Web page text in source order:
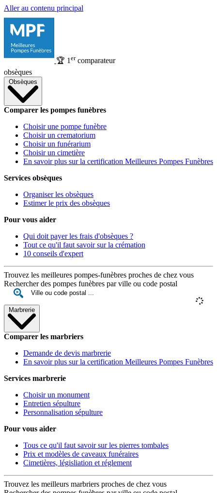
Aller au contenu principal
🏆 1 ercomparateur
obsèques
Obsèques
Comparer les pompes funèbres
Choisir une pompe funèbre
Choisir un crematorium
Choisir un funérarium
Choisir un cimetière
En savoir plus sur la certification Meilleures Pompes Funèbres
Services obsèques
Organiser les obsèques
Estimer le prix des obsèques
Pour vous aider
Qui doit payer les frais d'obsèques ?
Tout ce qu'il faut savoir sur la crémation
10 conseils d'expert
Trouvez les meilleures pompes-funèbres proches de chez vous
Rechercher des pompes funèbres par ville ou code postal
Marbrerie
Comparer les marbriers
Demande de devis marbrerie
En savoir plus sur la certification Meilleures Pompes Funèbres
Services marbrerie
Choisir un monument
Entretien sépulture
Personnalisation sépulture
Pour vous aider
Tous ce qu'il faut savoir sur les pierres tombales
Prix et modèles de caveaux funéraires
Cimetières, législiation et réglement
Trouvez les meilleurs marbriers proches de chez vous